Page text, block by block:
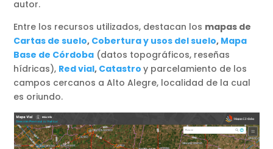
autor.
Entre los recursos utilizados, destacan los mapas de
Cartas de suelo, Cobertura y usos del suelo, Mapa
Base de Córdoba (datos topográficos, reseñas
hídricas), Red vial, Catastro y parcelamiento de los
campos cercanos a Alto Alegre, localidad de la cual
es oriundo.